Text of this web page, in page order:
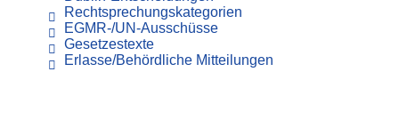
Rechtsprechungskategorien
EGMR-/UN-Ausschüsse
Gesetzestexte
Erlasse/Behördliche Mitteilungen